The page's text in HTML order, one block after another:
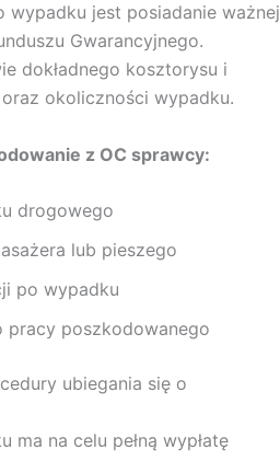
jest posiadanie ważnej
Gwarancyjnego.
dokładnego kosztorysu i
okoliczności wypadku.
z OC sprawcy:
drogowego
lub pieszego
po wypadku
pracy poszkodowanego
ubiegania się o
na celu pełną wypłatę